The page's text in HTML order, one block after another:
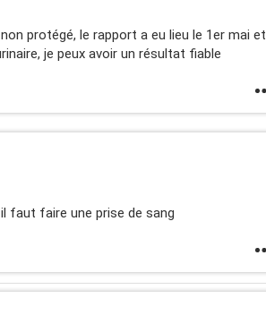
protégé, le rapport a eu lieu le 1er mai et
je peux avoir un résultat fiable
faut faire une prise de sang